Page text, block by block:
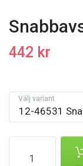
442 kr
12-46531
Välj variant